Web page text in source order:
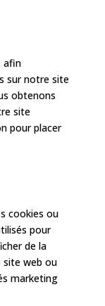
afin
sur notre site
obtenons
site
pour placer
cookies ou
pour
de la
site web ou
marketing